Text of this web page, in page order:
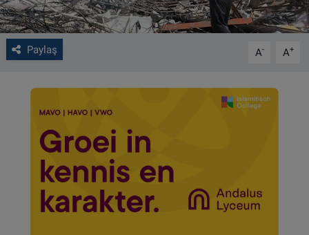
Paylaş A- A+
CONTACT
Çerez Politikası